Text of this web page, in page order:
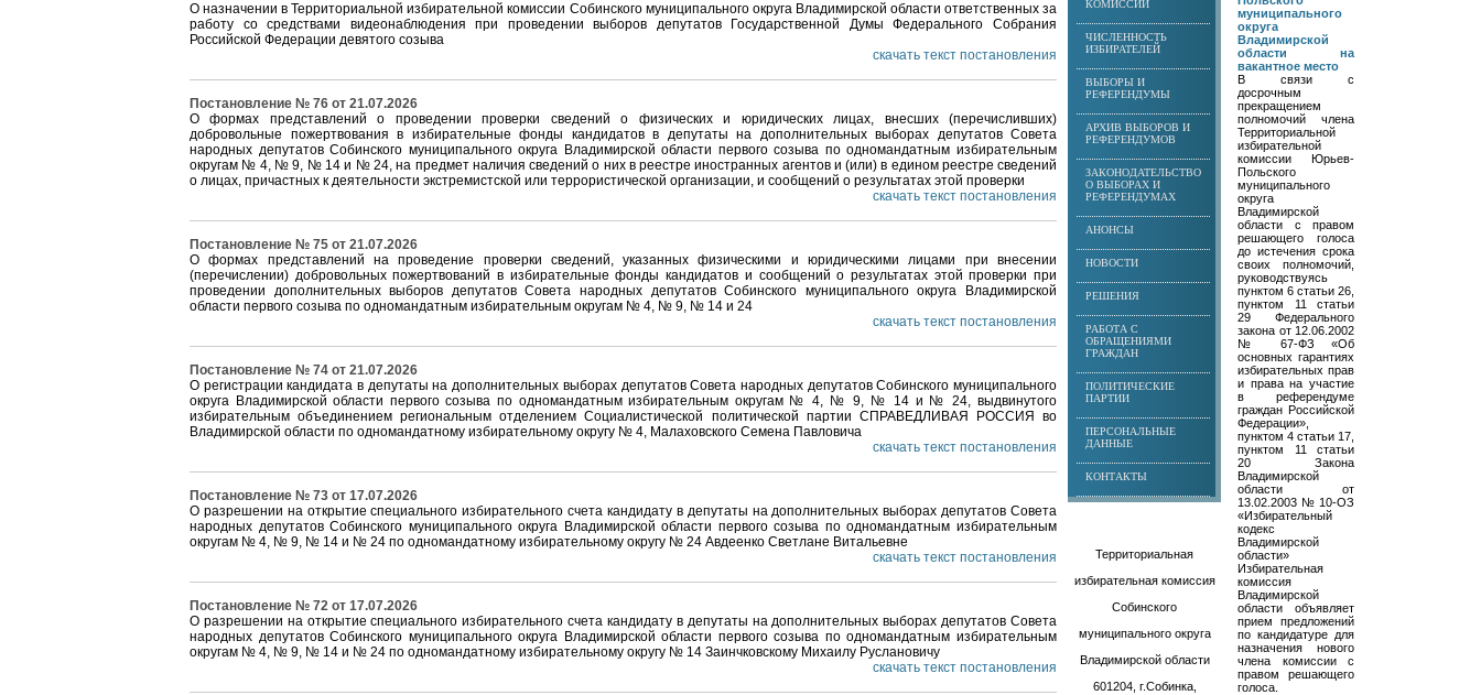
О назначении в Территориальной избирательной комиссии Собинского муниципального округа Владимирской области ответственных за
работу со средствами видеонаблюдения при проведении выборов депутатов Государственной Думы Федерального Собрания
Российской Федерации девятого созыва
скачать текст постановления
Постановление № 76 от 21.07.2026
О формах представлений о проведении проверки сведений о физических и юридических лицах, внесших (перечисливших)
добровольные пожертвования в избирательные фонды кандидатов в депутаты на дополнительных выборах депутатов Совета
народных депутатов Собинского муниципального округа Владимирской области первого созыва по одномандатным избирательным
округам № 4, № 9, № 14 и № 24, на предмет наличия сведений о них в реестре иностранных агентов и (или) в едином реестре сведений
о лицах, причастных к деятельности экстремистской или террористической организации, и сообщений о результатах этой проверки
скачать текст постановления
Постановление № 75 от 21.07.2026
О формах представлений на проведение проверки сведений, указанных физическими и юридическими лицами при внесении
(перечислении) добровольных пожертвований в избирательные фонды кандидатов и сообщений о результатах этой проверки при
проведении дополнительных выборов депутатов Совета народных депутатов Собинского муниципального округа Владимирской
области первого созыва по одномандатным избирательным округам № 4, № 9, № 14 и 24
скачать текст постановления
Постановление № 74 от 21.07.2026
О регистрации кандидата в депутаты на дополнительных выборах депутатов Совета народных депутатов Собинского муниципального
округа Владимирской области первого созыва по одномандатным избирательным округам № 4, № 9, № 14 и № 24, выдвинутого
избирательным объединением региональным отделением Социалистической политической партии СПРАВЕДЛИВАЯ РОССИЯ во
Владимирской области по одномандатному избирательному округу № 4, Малаховского Семена Павловича
скачать текст постановления
Постановление № 73 от 17.07.2026
О разрешении на открытие специального избирательного счета кандидату в депутаты на дополнительных выборах депутатов Совета
народных депутатов Собинского муниципального округа Владимирской области первого созыва по одномандатным избирательным
округам № 4, № 9, № 14 и № 24 по одномандатному избирательному округу № 24 Авдеенко Светлане Витальевне
скачать текст постановления
Постановление № 72 от 17.07.2026
О разрешении на открытие специального избирательного счета кандидату в депутаты на дополнительных выборах депутатов Совета
народных депутатов Собинского муниципального округа Владимирской области первого созыва по одномандатным избирательным
округам № 4, № 9, № 14 и № 24 по одномандатному избирательному округу № 14 Заинчковскому Михаилу Руслановичу
скачать текст постановления
КОМИССИИ
ЧИСЛЕННОСТЬ
ИЗБИРАТЕЛЕЙ
ВЫБОРЫ И
РЕФЕРЕНДУМЫ
АРХИВ ВЫБОРОВ И
РЕФЕРЕНДУМОВ
ЗАКОНОДАТЕЛЬСТВО
О ВЫБОРАХ И
РЕФЕРЕНДУМАХ
АНОНСЫ
НОВОСТИ
РЕШЕНИЯ
РАБОТА С
ОБРАЩЕНИЯМИ
ГРАЖДАН
ПОЛИТИЧЕСКИЕ
ПАРТИИ
ПЕРСОНАЛЬНЫЕ
ДАННЫЕ
КОНТАКТЫ
Территориальная
избирательная комиссия
Собинского
муниципального округа
Владимирской области
601204, г.Собинка,
муниципального
округа
Владимирской
области на
вакантное место
В связи с
досрочным
прекращением
полномочий члена
Территориальной
избирательной
комиссии Юрьев-
Польского
муниципального
округа
Владимирской
области с правом
решающего голоса
до истечения срока
своих полномочий,
руководствуясь
пунктом 6 статьи 26,
пунктом 11 статьи
29 Федерального
закона от 12.06.2002
№ 67-ФЗ «Об
основных гарантиях
избирательных прав
и права на участие
в референдуме
граждан Российской
Федерации»,
пунктом 4 статьи 17,
пунктом 11 статьи
20 Закона
Владимирской
области от
13.02.2003 № 10-ОЗ
«Избирательный
кодекс
Владимирской
области»
Избирательная
комиссия
Владимирской
области объявляет
прием предложений
по кандидатуре для
назначения нового
члена комиссии с
правом решающего
голоса.